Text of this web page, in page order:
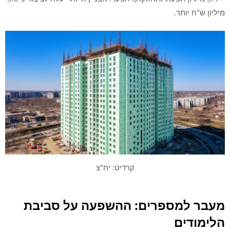
מיליון ש"ח יותר.
קרדיט: יח"צ
מעבר למספרים: ההשפעה על סביבת
הלימודים